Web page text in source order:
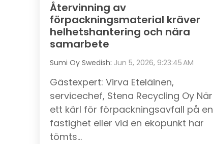
Återvinning av
förpackningsmaterial kräver
helhetshantering och nära
samarbete
Sumi Oy Swedish: Jun 5, 2026, 9:23:45 AM
Gästexpert: Virva Eteläinen,
servicechef, Stena Recycling Oy När
ett kärl för förpackningsavfall på en
fastighet eller vid en ekopunkt har
tömts...